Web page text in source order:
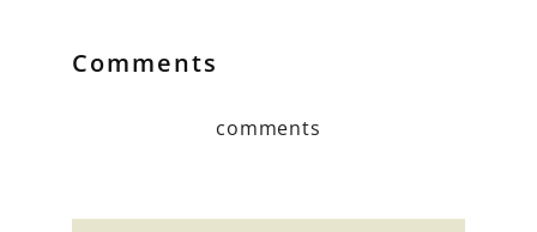
Comments
comments